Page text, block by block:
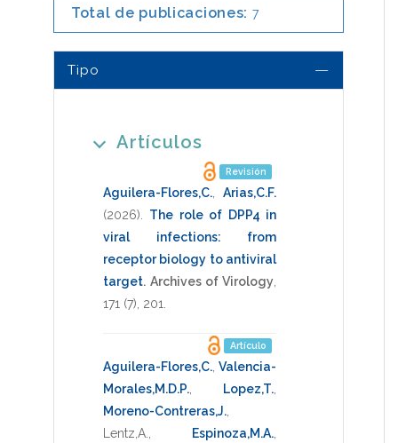
Total de publicaciones: 7
Tipo
Artículos
Revisión
Aguilera-Flores,C.
Arias,C.F.
(2026)
The role of DPP4 in
viral infections: from
receptor biology to antiviral
target. Archives of Virology
171 (7), 201
Artículo
Aguilera-Flores,C. Valencia-
Morales,M.D.P.
Lopez,T.
Moreno-Contreras,J.
Lentz,A.
Espinoza,M.A.